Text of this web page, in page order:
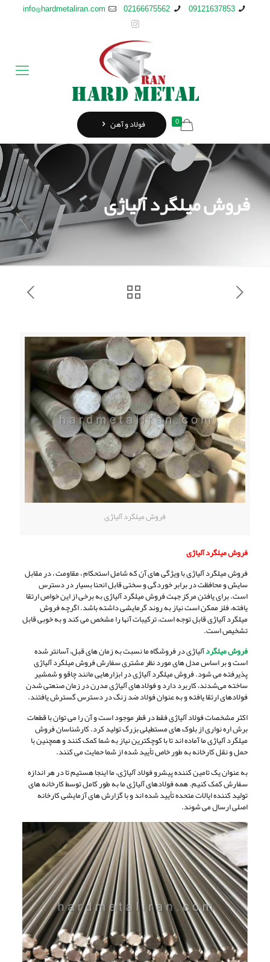
09121637853
02166675562
info@hardmetaliran.com
0 فولاد و آهن
فروش میلگرد آلیاژی
فروش میلگرد آلیاژی
فروش میلگرد آلیاژی
فروش میلگرد آلیاژی با ویژگی های آن که شامل استحکام ، مقاومت ، در مقابل
سایش و محافظت در برابر خوردگی و سختی قابل انحنا بسیار در دسترس
است. برای یافتن مرکز جهت فروش میلگرد آلیاژی به برخی از این خواص ارتقا
یافته، فلز ممکن است نیاز به روند گرمایشی داشته باشد. اگرچه فروش
میلگرد آلیاژی قابل توجه است، ترکیبات آنها را مشخص می کند و به خوبی قابل
تشخیص است.
فروش میلگردآلیاژی در فروشگاه ما نسبت به زمان های قبل، آسانتر شده
است و بر اساس مدل های مورد نظر مشتری سفارش فروش میلگرد آلیاژی
پذیرفته می شود. فروش میلگرد آلیاژی در ابزارهایی مانند چاقو و شمشیر
ساخته می‌شدند، کاربرد دارد و فولادهای آلیاژی مدرن در زمان صنعتی شدن
فولادهای ارتقا یافته و به عنوان فولاد ضد زنگ در دسترس گسترش یافتند.
اکثر مشخصات فولاد آلیاژی فقط در قطر موجود است و آن را می توان با قطعات
برش اره نواری از بلوک های مستطیلی بزرگ تولید کرد. کارشناسان فروش
میلگرد آلیاژی ما آماده اند تا با کوچکترین نیاز به شما کمک کنند و همچنین با
حمل و نقل کارخانه به طور خاص تأیید شده از شما حمایت می کنند.
به عنوان یک تامین کننده پیشرو فولاد آلیاژی، ما اینجا هستیم تا در هر اندازه
سفارش کمک کنیم. همه فولادهای آلیاژی ما به طور کامل توسط کارخانه های
تولید کننده ایالات متحده تأیید شده اند و با گزارش های آزمایشی کارخانه
اصلی ارسال می شوند.